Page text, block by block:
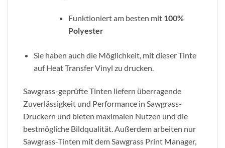
Funktioniert am besten mit100%
Polyester
Sie haben auch die Möglichkeit, mit dieser Tinte
auf Heat Transfer Vinyl zu drucken.
Sawgrass-geprüfte Tinten liefern überragende
Zuverlässigkeit und Performance in Sawgrass-
Druckern und bieten maximalen Nutzen und die
bestmögliche Bildqualität. Außerdem arbeiten nur
Sawgrass-Tinten mit dem Sawgrass Print Manager,